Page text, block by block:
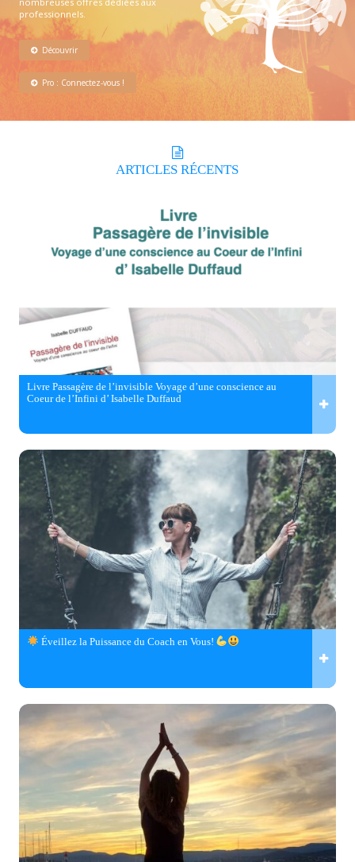
professionnels.
Découvrir
Pro : Connectez-vous !
ARTICLES RÉCENTS
Livre Passagère de l’invisible Voyage d’une conscience au
Coeur de l’Infini d’ Isabelle Duffaud
Éveillez la Puissance du Coach en Vous!